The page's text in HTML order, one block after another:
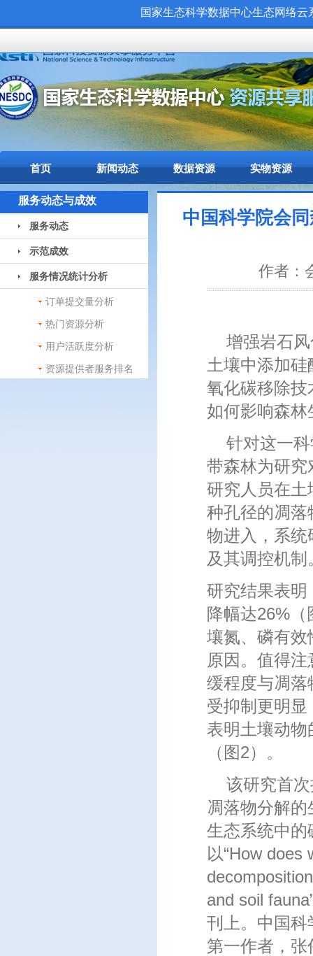
国家生态科学数据中心生态网络
首页 新闻动态 数据资源 实物资源
服务动态与成效
服务动态
示范成效
服务情况统计分析
订单提交量分析
热门资源分析
用户活跃度分析
资源提供者服务排名
中国科学院会
作者：
增强岩石
土壤中添加
氧化碳移除技
如何影响森林
针对这一
带森林为研究
研究人员在土
种孔径的凋落
物进入，系统
及其调控机制
研究结果表明
降幅达26%
壤氮、磷有效
原因。值得
缓程度与凋落
受抑制更明
表明土壤动
（图2）。
该研究首
凋落物分解
生态系统中的
以“How does
and soil
刊上。中国科
第一作者，